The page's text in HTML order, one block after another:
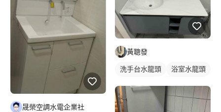
晟榮空調水電企業社
黃聰發
洗手台水龍頭
浴室水龍頭
浴櫃
洗臉盆